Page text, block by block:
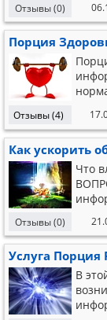
и
Отзывы (0)
Порция
Отзывы (4)
Как ускорить
Что
Отзывы (0)
Услуга Порция
В